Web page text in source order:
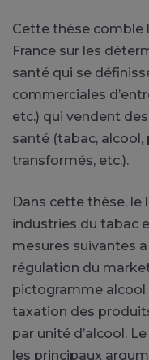
Cette thèse comble
France sur les
santé qui se
commerciales
etc.) qui vendent
santé (tabac,
transformés, etc.).
Dans cette thèse,
industries du tabac
mesures suivantes
régulation du
pictogramme alcool
taxation des
par unité d’alcool.
les principaux